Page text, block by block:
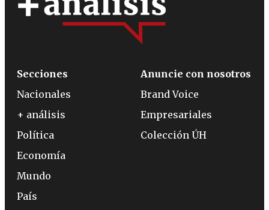
Secciones
Nacionales
+ análisis
Política
Economía
Mundo
País
Anuncie con nosotros
Brand Voice
Empresariales
Colección ÚH